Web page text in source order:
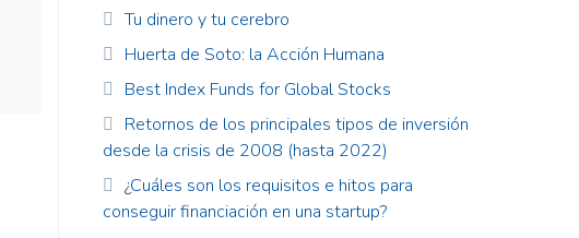
Tu dinero y tu cerebro
Huerta de Soto: la Acción Humana
Best Index Funds for Global Stocks
Retornos de los principales tipos de inversión
desde la crisis de 2008 (hasta 2022)
¿Cuáles son los requisitos e hitos para
conseguir financiación en una startup?